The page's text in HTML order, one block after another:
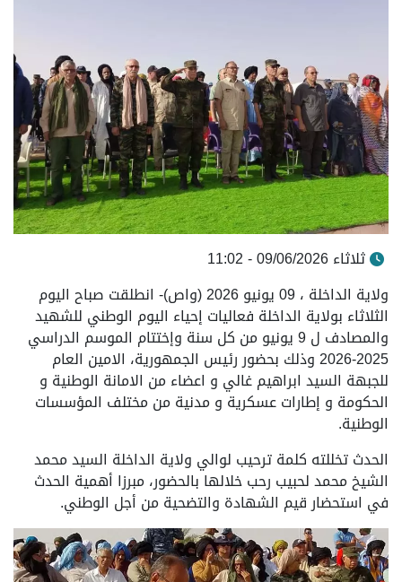
ثلاثاء 09/06/2026 - 11:02
ولاية الداخلة ، 09 يونيو 2026 (واص)- انطلقت صباح اليوم
الثلاثاء بولاية الداخلة فعاليات إحياء اليوم الوطني للشهيد
والمصادف ل 9 يونيو من كل سنة وإختتام الموسم الدراسي
2025-2026 وذلك بحضور رئيس الجمهورية، الامين العام
للجبهة السيد ابراهيم غالي و اعضاء من الامانة الوطنية و
الحكومة و إطارات عسكرية و مدنية من مختلف المؤسسات
الوطنية.
الحدث تخللته كلمة ترحيب لوالي ولاية الداخلة السيد محمد
الشيخ محمد لحبيب رحب خلالها بالحضور، مبرزا أهمية الحدث
في استحضار قيم الشهادة والتضحية من أجل الوطني.